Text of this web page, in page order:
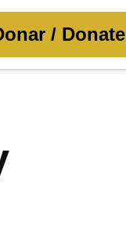
/ Donate